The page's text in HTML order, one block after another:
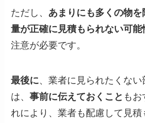
ただし、 あまりにも多くの物
量が正確に見積もられない可能
注意が必要です。
最後に、業者に見られたくな
は、事前に伝えておくこと もお
れにより、業者も配慮して見積